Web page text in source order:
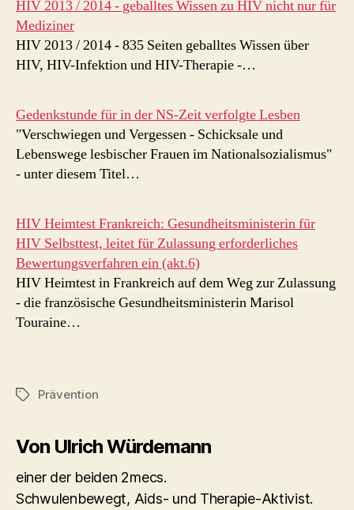
HIV 2013 / 2014 - geballtes Wissen zu HIV nicht nur für
Mediziner
HIV 2013 / 2014 - 835 Seiten geballtes Wissen über
HIV, HIV-Infektion und HIV-Therapie -…
Gedenkstunde für in der NS-Zeit verfolgte Lesben
"Verschwiegen und Vergessen - Schicksale und
Lebenswege lesbischer Frauen im Nationalsozialismus"
- unter diesem Titel…
HIV Heimtest Frankreich: Gesundheitsministerin für
HIV Selbsttest, leitet für Zulassung erforderliches
Bewertungsverfahren ein (akt.6)
HIV Heimtest in Frankreich auf dem Weg zur Zulassung
- die französische Gesundheitsministerin Marisol
Touraine…
Schlagwörter
Prävention
Von Ulrich Würdemann
einer der beiden 2mecs.
Schwulenbewegt, Aids- und Therapie-Aktivist.